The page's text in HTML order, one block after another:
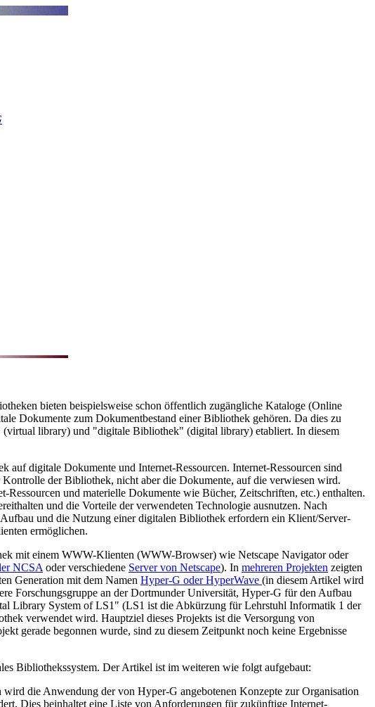
bieten beispielsweise schon öffentlich zugängliche Kataloge (Online
Dokumente zum Dokumentbestand einer Bibliothek gehören. Da dies zu
library) und "digitale Bibliothek" (digital library) etabliert. In diesem
digitale Dokumente und Internet-Ressourcen. Internet-Ressourcen sind
der Bibliothek, nicht aber die Dokumente, auf die verwiesen wird.
und materielle Dokumente wie Bücher, Zeitschriften, etc.) enthalten.
und die Vorteile der verwendeten Technologie ausnutzen. Nach
und die Nutzung einer digitalen Bibliothek erfordern ein Klient/Server-
ermöglichen.
mit einem WWW-Klienten (WWW-Browser) wie Netscape Navigator oder
NCSA oder verschiedene Server von Netscape). In mehreren Projekten zeigten
Generation mit dem Namen Hyper-G oder HyperWave (in diesem Artikel wird
Forschungsgruppe an der Dortmunder Universität, Hyper-G für den Aufbau
Library System of LS1" (LS1 ist die Abkürzung für Lehrstuhl Informatik 1 der
verwendet wird. Hauptziel dieses Projekts ist die Versorgung von
gerade begonnen wurde, sind zu diesem Zeitpunkt noch keine Ergebnisse
Bibliothekssystem. Der Artikel ist im weiteren wie folgt aufgebaut:
die Anwendung der von Hyper-G angebotenen Konzepte zur Organisation
Dies beinhaltet eine Liste von Anforderungen für zukünftige Internet-